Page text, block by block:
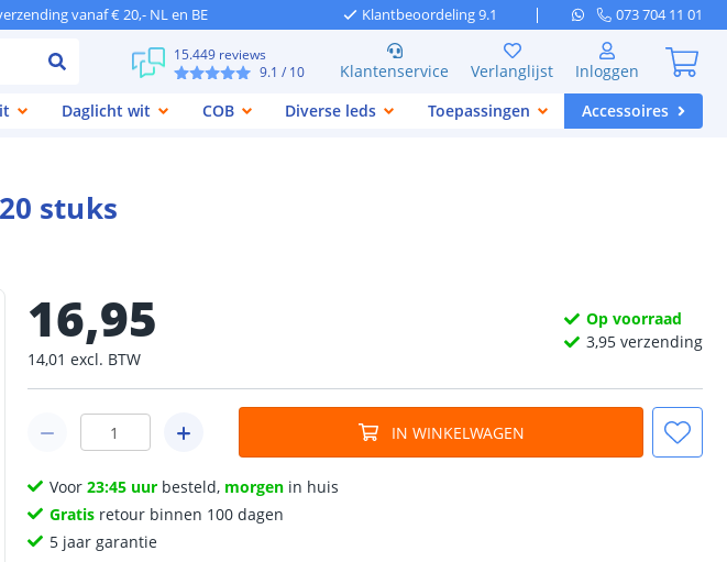
vanaf € 20,- NL en BE Klantbeoordeling 9.1 073 704 11 01
15.449 reviews
9.1 / 10 Klantenservice Verlanglijst
Inloggen
Daglicht wit COB Diverse leds Toepassingen Accessoires
stuks
16,95
14,01 excl. BTW
Op voorraad
3,95 verzending
IN WINKELWAGEN
Voor23:45 uur besteld, morgen in huis
Gratis retour binnen 100 dagen
5 jaar garantie